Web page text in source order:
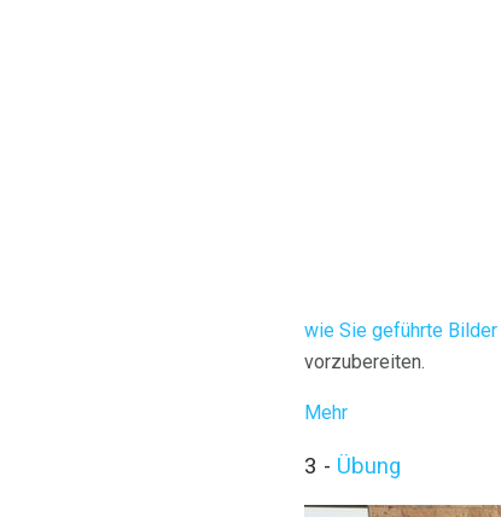
wie Sie geführte Bilder
vorzubereiten.
Mehr
3 - Übung